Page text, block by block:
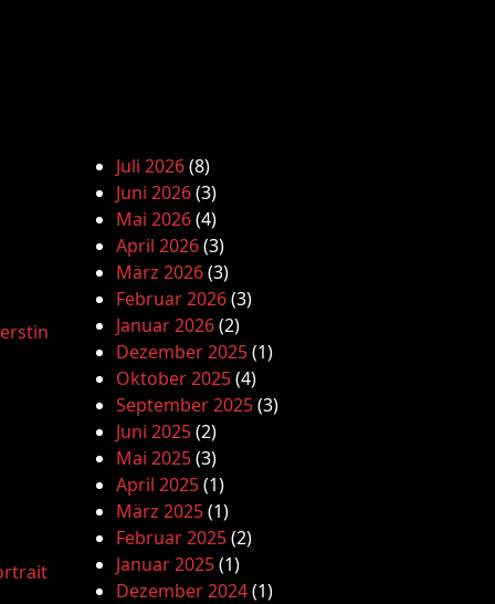
Juli 2026(8)
Juni 2026(3)
Mai 2026(4)
April 2026(3)
März 2026(3)
Februar 2026(3)
Januar 2026(2)
Dezember 2025(1)
Oktober 2025(4)
September 2025(3)
Juni 2025(2)
Mai 2025(3)
April 2025(1)
März 2025(1)
Februar 2025(2)
Januar 2025(1)
Dezember 2024(1)